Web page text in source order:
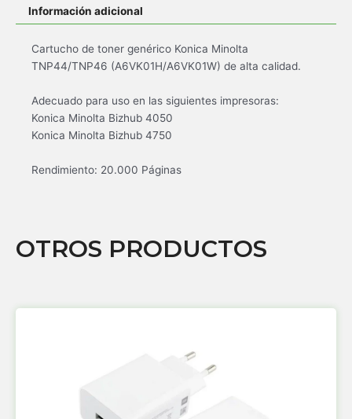
Información adicional
Cartucho de toner genérico Konica Minolta
TNP44/TNP46 (A6VK01H/A6VK01W) de alta calidad.
Adecuado para uso en las siguientes impresoras:
Konica Minolta Bizhub 4050
Konica Minolta Bizhub 4750
Rendimiento: 20.000 Páginas
OTROS PRODUCTOS